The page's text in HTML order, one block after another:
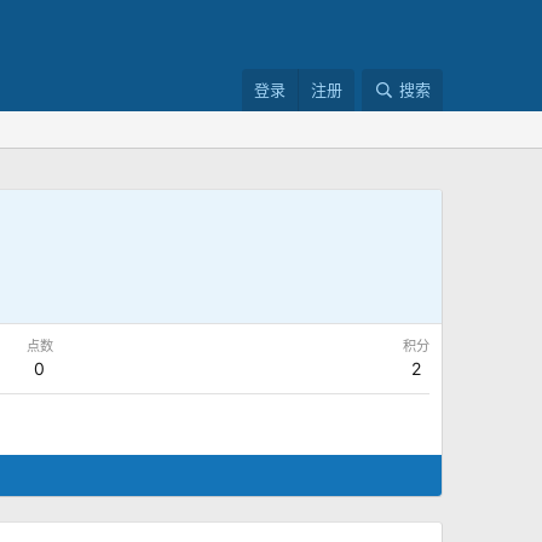
登录 注册 搜索
点数
0
积分
2